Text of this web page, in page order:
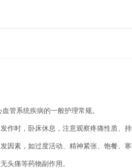
管系统疾病的一般护理常规。
作时，卧床休息，注意观察疼痛性质、
因素，如过度活动、精神紧张、饱餐、
头痛等药物副作用。